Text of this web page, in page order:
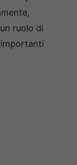
ruolo di